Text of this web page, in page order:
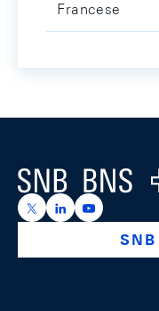
Francese
Logo
https://x.com/
https://https://